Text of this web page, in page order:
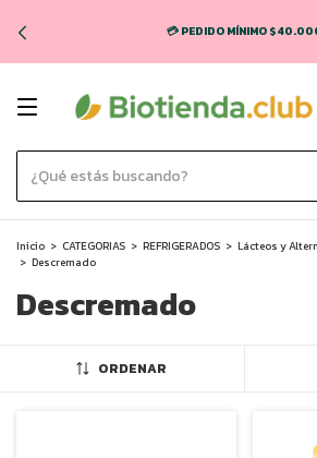
💳 PEDIDO MÍNIMO
Inicio > CATEGORIAS > REFRIGERADOS > Lácteos y
> Descremado
Descremado
ORDENAR